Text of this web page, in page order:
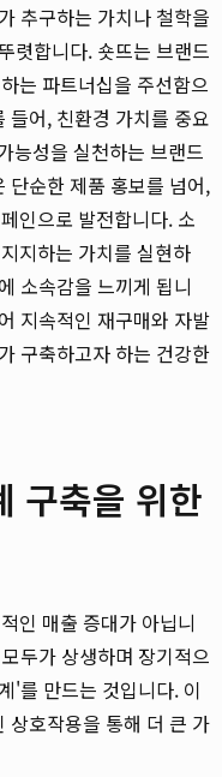
추구하는 가치나 철학을
렷합니다. 숏뜨는 브랜드
는 파트너십을 주선함으
들어, 친환경 가치를 중요
능성을 실천하는 브랜드
단순한 제품 홍보를 넘어,
인으로 발전합니다. 소
지하는 가치를 실현하
소속감을 느끼게 됩니
지속적인 재구매와 자발
가 구축하고자 하는 건강한
구축을 위한
인 매출 증대가 아닙니
두가 상생하며 장기적으
'를 만드는 것입니다. 이
상호작용을 통해 더 큰 가